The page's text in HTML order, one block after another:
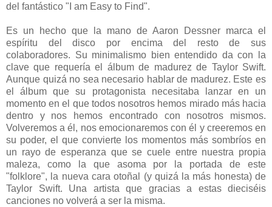
del fantástico "I am Easy to Find".
Es un hecho que la mano de Aaron Dessner marca el
espíritu del disco por encima del resto de sus
colaboradores. Su minimalismo bien entendido da con la
clave que requería el álbum de madurez de Taylor Swift.
Aunque quizá no sea necesario hablar de madurez. Este es
el álbum que su protagonista necesitaba lanzar en un
momento en el que todos nosotros hemos mirado más hacia
dentro y nos hemos encontrado con nosotros mismos.
Volveremos a él, nos emocionaremos con él y creeremos en
su poder, el que convierte los momentos más sombríos en
un rayo de esperanza que se cuele entre nuestra propia
maleza, como la que asoma por la portada de este
"folklore", la nueva cara otoñal (y quizá la más honesta) de
Taylor Swift. Una artista que gracias a estas dieciséis
canciones no volverá a ser la misma.